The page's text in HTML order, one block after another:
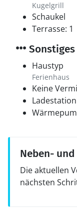
Kugelgrill
Schaukel
Terrasse: 1
Sonstiges
Haustyp
Ferienhaus
Keine
Neben-
Die aktuellen
nächsten